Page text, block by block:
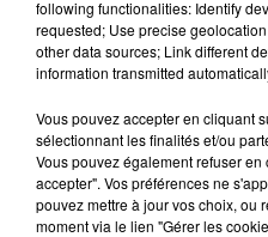
100%
100% Radio les infos du
28 novembre 2024 - 2 min
LES INFOS DU
11H01
following functionalities: Identify
requested; Use precise
other data sources; Link different
information transmitted
Vous pouvez accepter en cliquant
sélectionnant les finalités et/ou
Vous pouvez également refuser
accepter". Vos préférences ne
pouvez mettre à jour vos choix, ou
moment via le lien "Gérer les